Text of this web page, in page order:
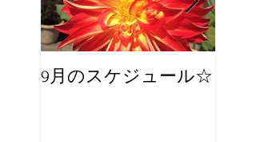
9月のスケジュール☆